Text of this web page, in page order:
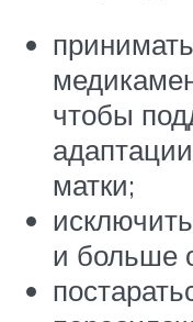
чтобы
матки;
и больше